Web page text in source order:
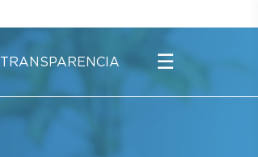
TRANSPARENCIA ☰